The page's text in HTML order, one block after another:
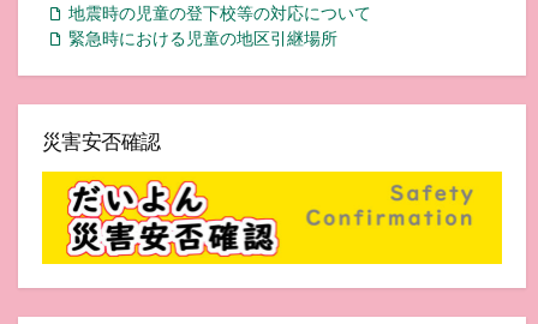
地震時の児童の登下校等の対応について
緊急時における児童の地区引継場所
災害安否確認